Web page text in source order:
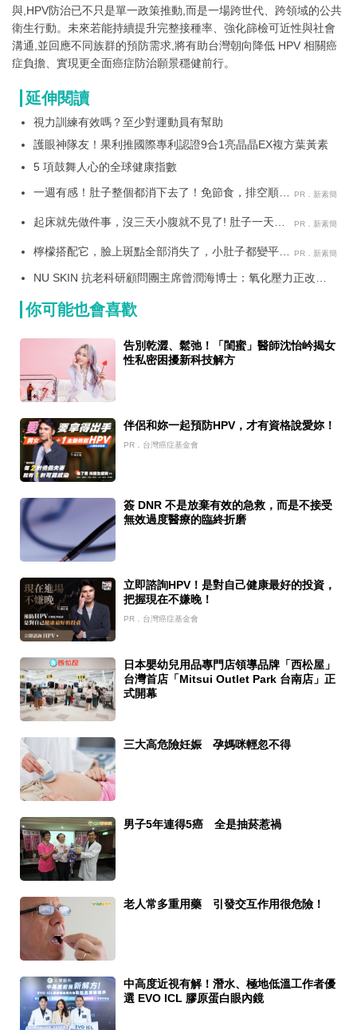
與,HPV防治已不只是單一政策推動,而是一場跨世代、跨領域的公共
衛生行動。未來若能持續提升完整接種率、強化篩檢可近性與社會
溝通,並回應不同族群的預防需求,將有助台灣朝向降低 HPV 相關癌
症負擔、實現更全面癌症防治願景穩健前行。
延伸閱讀
視力訓練有效嗎？至少對運動員有幫助
護眼神隊友！果利推國際專利認證9合1亮晶晶EX複方葉黃素
5 項鼓舞人心的全球健康指數
一週有感！肚子整個都消下去了！免節食，排空順暢
PR．新素簡
起床就先做件事，沒三天小腹就不見了! 肚子一天天
PR．新素簡
檸檬搭配它，臉上斑點全部消失了，小肚子都變平坦
PR．新素簡
NU SKIN 抗老科研顧問團主席曾潤海博士：氧化壓力正改寫
養投資是否真正到位
你可能也會喜歡
告別乾澀、鬆弛！「閨蜜」醫師沈怡岒揭女
性私密困擾新科技解方
伴侶和妳一起預防HPV，才有資格說愛妳！
PR．台灣癌症基金會
簽 DNR 不是放棄有效的急救，而是不接受
無效過度醫療的臨終折磨
立即諮詢HPV！是對自己健康最好的投資，
把握現在不嫌晚！
PR．台灣癌症基金會
日本嬰幼兒用品專門店領導品牌「西松屋」
台灣首店「Mitsui Outlet Park 台南店」正
式開幕
三大高危險妊娠 孕媽咪輕忽不得
男子5年連得5癌 全是抽菸惹禍
老人常多重用藥 引發交互作用很危險！
中高度近視有解！潛水、極地低溫工作者優
選 EVO ICL 膠原蛋白眼內鏡